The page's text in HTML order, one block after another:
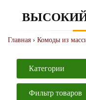
Главная› Комоды из
Категории
Фильтр товаров